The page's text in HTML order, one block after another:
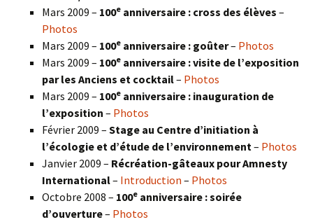
Mars 2009 – 100e anniversaire : cross des élèves –
Photos
Mars 2009 – 100e anniversaire : goûter– Photos
Mars 2009 – 100e anniversaire : visite de l’exposition
par les Anciens et cocktail– Photos
Mars 2009 – 100e anniversaire : inauguration de
l’exposition – Photos
Février 2009 – Stage au Centre d’initiation à
l’écologie et d’étude de l’environnement – Photos
Janvier 2009 – Récréation-gâteaux pour Amnesty
International– Introduction – Photos
Octobre 2008 – 100e anniversaire : soirée
d’ouverture– Photos